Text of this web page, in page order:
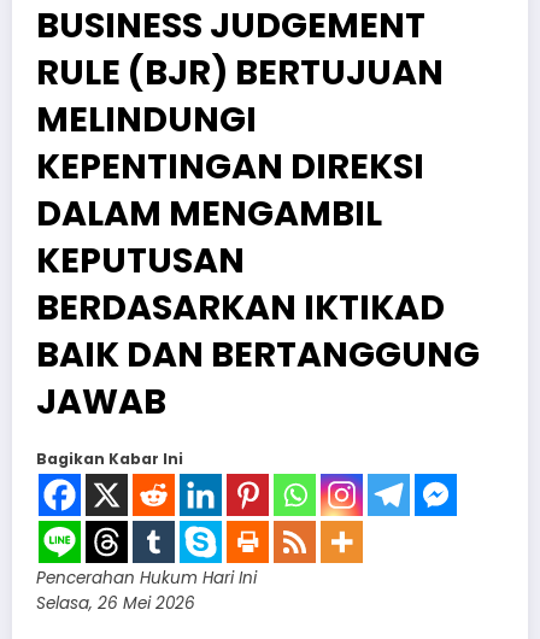
BUSINESS JUDGEMENT
RULE (BJR) BERTUJUAN
MELINDUNGI
KEPENTINGAN DIREKSI
DALAM MENGAMBIL
KEPUTUSAN
BERDASARKAN IKTIKAD
BAIK DAN BERTANGGUNG
JAWAB
Bagikan Kabar Ini
Pencerahan Hukum Hari Ini
Selasa, 26 Mei 2026